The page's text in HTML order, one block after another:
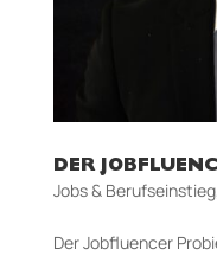
DER
Jobs & Berufseinstieg,
Der Jobfluencer